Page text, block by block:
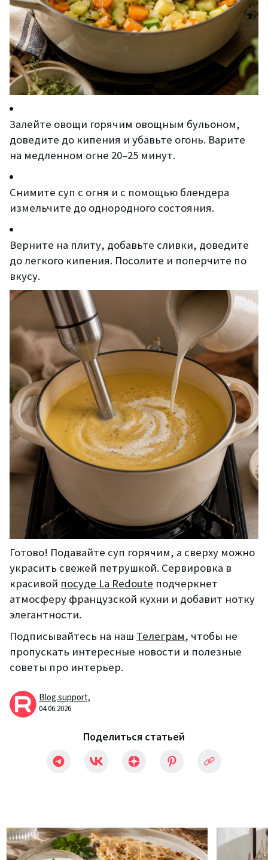
Залейте овощи горячим овощным бульоном,
доведите до кипения и убавьте огонь. Варите
на медленном огне 20–25 минут.
Снимите суп с огня и с помощью блендера
измельчите до однородного состояния.
Верните на плиту, добавьте сливки, доведите
до легкого кипения. Посолите и поперчите по
вкусу.
Готово! Подавайте суп горячим, а сверху можно
украсить свежей петрушкой. Сервировка в
красивой посуде La Redoute подчеркнет
атмосферу французской кухни и добавит нотку
элегантности.
Подписывайтесь на наш Телеграм, чтобы не
пропускать интересные новости и полезные
советы про интерьер.
Blog.support,
04.06.2026
Поделиться статьей